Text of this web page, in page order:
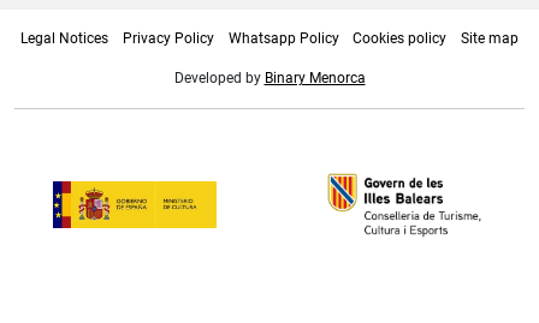
Legal Notices Privacy Policy Whatsapp Policy Cookies policy Site map
Developed by Binary Menorca